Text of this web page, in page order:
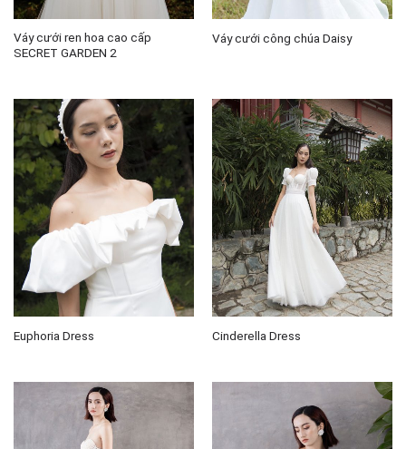
Váy cưới ren hoa cao cấp
SECRET GARDEN 2
Váy cưới công chúa Daisy
Euphoria Dress Cinderella Dress